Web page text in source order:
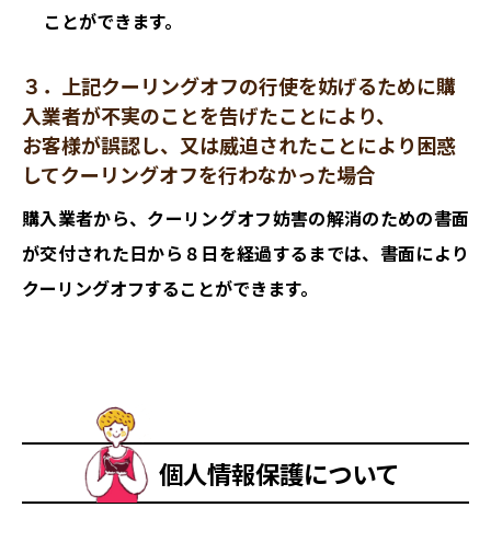
ことができます。
３．上記クーリングオフの行使を妨げるために購
入業者が不実のことを告げたことにより、
お客様が誤認し、又は威迫されたことにより困惑
してクーリングオフを行わなかった場合
購入業者から、クーリングオフ妨害の解消のための書面
が交付された日から８日を経過するまでは、書面により
クーリングオフすることができます。
個人情報保護について